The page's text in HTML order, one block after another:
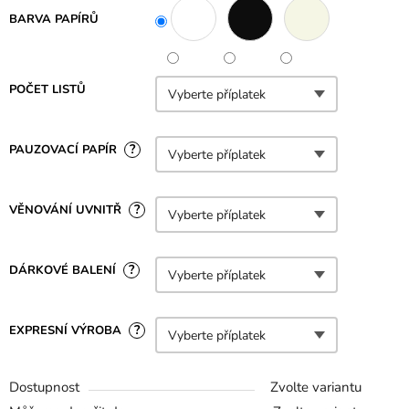
BARVA PAPÍRŮ
POČET LISTŮ
PAUZOVACÍ PAPÍR ?
VĚNOVÁNÍ UVNITŘ ?
DÁRKOVÉ BALENÍ ?
EXPRESNÍ VÝROBA ?
Dostupnost
Zvolte variantu